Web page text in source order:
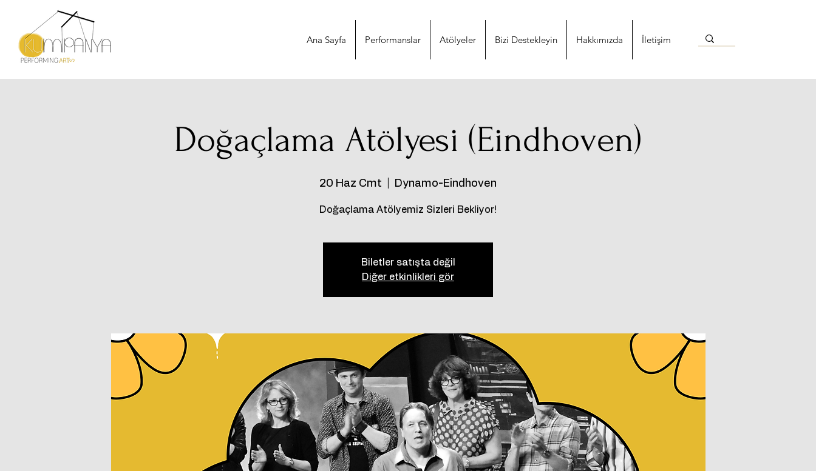
Ana Sayfa Performanslar Atölyeler Bizi Destekleyin Hakkımızda İletişim
Doğaçlama Atölyesi (Eindhoven)
20 Haz Cmt Dynamo-Eindhoven
Doğaçlama Atölyemiz Sizleri Bekliyor!
Biletler satışta değil
Diğer etkinlikleri gör